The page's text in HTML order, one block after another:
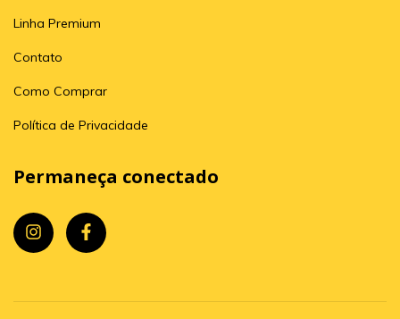
Linha Premium
Contato
Como Comprar
Política de Privacidade
Permaneça conectado